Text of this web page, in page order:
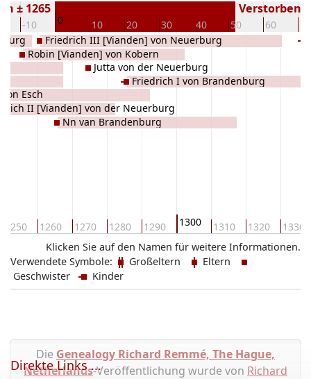
-10 0 10 20 30 40 50 60 70
± 1265 Verstorben (
1250 1260 1270 1280 1290 1300 1310 1320 1330
Esch
II [Vianden] von der Neuerburg
Robin [Vianden] von Kobern
Friedrich III [Vianden] von Neuerburg
Nn van Brandenburg
Jutta von der Neuerburg
Friedrich I von Brandenburg
Klicken Sie auf den Namen für weitere Informationen.
Verwendete Symbole:
Großeltern
Eltern
Geschwister
Kinder
Die Genealogy Richard Remmé, The Hague,
Netherlands-Veröffentlichung wurde von Richard
Direkte Links ...